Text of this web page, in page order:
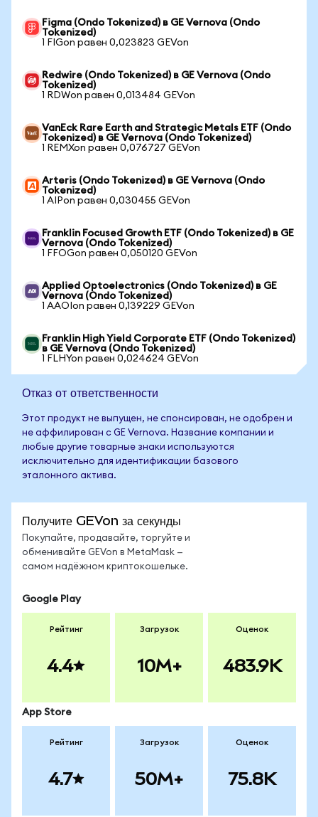
Figma (Ondo Tokenized) в GE Vernova (Ondo
Tokenized)
1 FIGon равен 0,023823 GEVon
Redwire (Ondo Tokenized) в GE Vernova (Ondo
Tokenized)
1 RDWon равен 0,013484 GEVon
VanEck Rare Earth and Strategic Metals ETF (Ondo
Tokenized) в GE Vernova (Ondo Tokenized)
1 REMXon равен 0,076727 GEVon
Arteris (Ondo Tokenized) в GE Vernova (Ondo
Tokenized)
1 AIPon равен 0,030455 GEVon
Franklin Focused Growth ETF (Ondo Tokenized) в GE
Vernova (Ondo Tokenized)
1 FFOGon равен 0,050120 GEVon
Applied Optoelectronics (Ondo Tokenized) в GE
Vernova (Ondo Tokenized)
1 AAOIon равен 0,139229 GEVon
Franklin High Yield Corporate ETF (Ondo Tokenized)
в GE Vernova (Ondo Tokenized)
1 FLHYon равен 0,024624 GEVon
Отказ от ответственности
Этот продукт не выпущен, не спонсирован, не одобрен и
не аффилирован с GE Vernova. Название компании и
любые другие товарные знаки используются
исключительно для идентификации базового
эталонного актива.
Получите GEVon за секунды
Покупайте, продавайте, торгуйте и
обменивайте GEVon в MetaMask —
самом надёжном криптокошельке.
Google Play
Рейтинг
4.4
Загрузок
10M+
Оценок
483.9K
App Store
Рейтинг
4.7
Загрузок
50M+
Оценок
75.8K